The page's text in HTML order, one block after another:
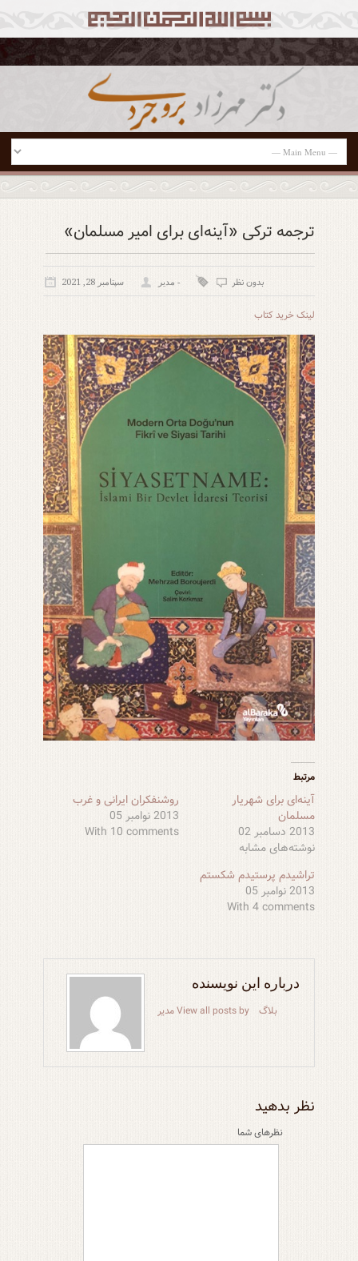
ترجمه ترکی «آینه‌ای برای امیر مسلمان»
سپتامبر 28, 2021 - مدیر بدون نظر
لینک خرید کتاب
مرتبط
آینه‌ای برای شهریار
مسلمان
2013 دسامبر 02
نوشته‌های مشابه
روشنفکران ایرانی و غرب
2013 نوامبر 05
With 10 comments
تراشیدم پرستیدم شکستم
2013 نوامبر 05
With 4 comments
درباره این نویسنده
View all posts by مدیر بلاگ
نظر بدهید
نظر‌های شما